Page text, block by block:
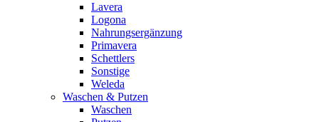
Lavera
Logona
Nahrungsergänzung
Primavera
Schettlers
Sonstige
Weleda
Waschen & Putzen
Waschen